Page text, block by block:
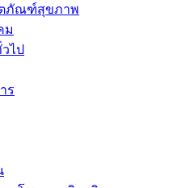
ตภัณฑ์สุขภาพ
ม
ไป
ร